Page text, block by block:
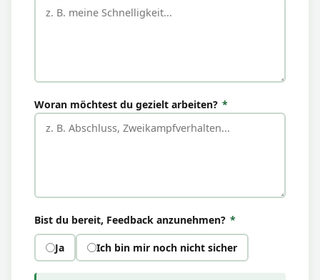
Woran möchtest du gezielt arbeiten? *
Bist du bereit, Feedback anzunehmen? *
Ja Ich bin mir noch nicht sicher